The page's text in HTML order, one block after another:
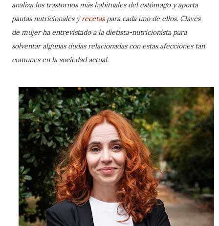
analiza los trastornos más habituales del estómago y aporta
pautas nutricionales yrecetaspara cada uno de ellos. Claves
de mujer ha entrevistado a la dietista-nutricionista para
solventar algunas dudas relacionadas con estas afecciones tan
comunes en la sociedad actual.